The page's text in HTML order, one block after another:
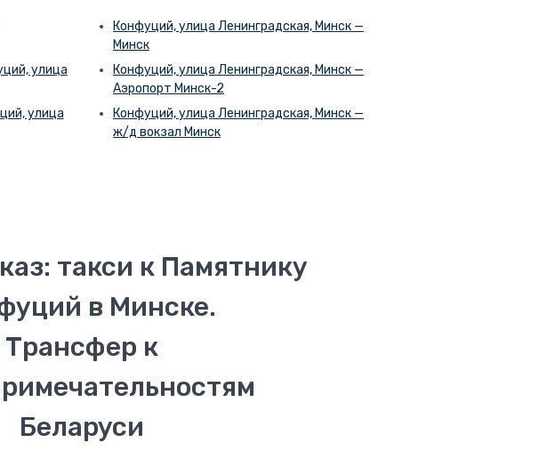
улица
улица
Конфуций, улица Ленинградская, Минск —
Минск
Конфуций, улица Ленинградская, Минск —
Аэропорт Минск-2
Конфуций, улица Ленинградская, Минск —
ж/д вокзал Минск
такси к Памятнику
в Минске.
Трансфер к
Беларуси